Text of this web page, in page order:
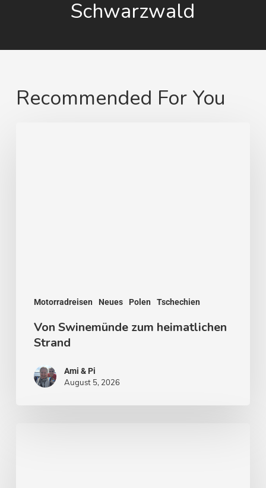
Schwarzwald
Recommended For You
Motorradreisen Neues Polen Tschechien
Von Swinemünde zum heimatlichen
Strand
Ami & Pi
August 5, 2026